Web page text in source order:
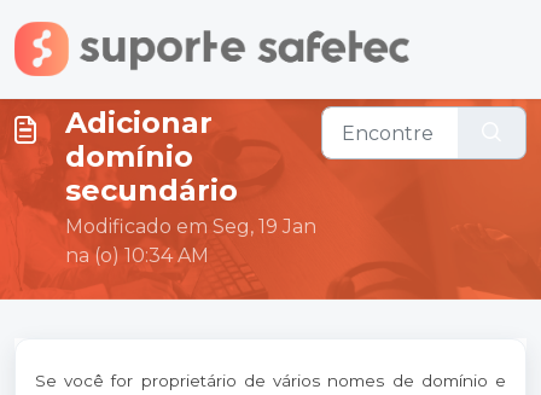
Ir para o conteúdo principal
Adicionar
domínio
secundário
Modificado em Seg, 19 Jan
na (o) 10:34 AM
Se você for proprietário de vários nomes de domínio e